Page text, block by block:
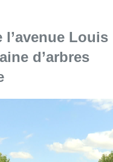
l’avenue Louis
d’arbres